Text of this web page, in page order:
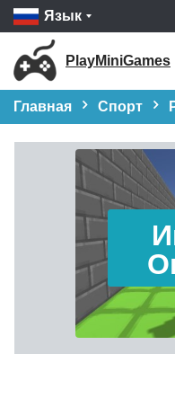
Язык
PlayMiniGames
Главная Спорт